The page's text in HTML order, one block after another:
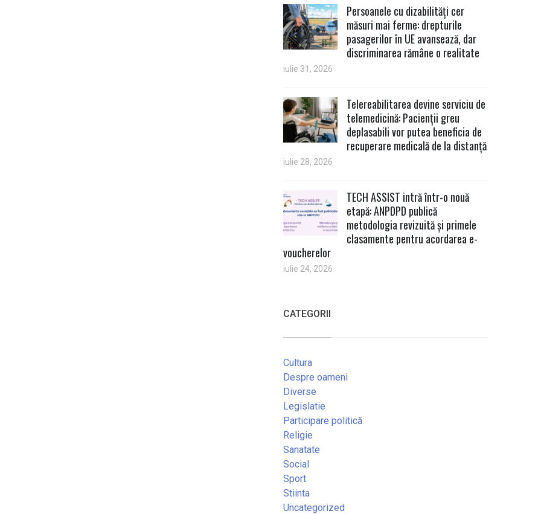
Persoanele cu dizabilități cer
măsuri mai ferme: drepturile
pasagerilor în UE avansează, dar
discriminarea rămâne o realitate
iulie 31, 2026
Telereabilitarea devine serviciu de
telemedicină: Pacienții greu
deplasabili vor putea beneficia de
recuperare medicală de la distanță
iulie 28, 2026
TECH ASSIST intră într-o nouă
etapă: ANPDPD publică
metodologia revizuită și primele
clasamente pentru acordarea e-
voucherelor
iulie 24, 2026
CATEGORII
Cultura
Despre oameni
Diverse
Legislatie
Participare politică
Religie
Sanatate
Social
Sport
Stiinta
Uncategorized